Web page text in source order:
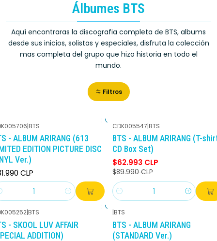
Álbumes BTS
Aquí encontraras la discografia completa de BTS, albums
desde sus inicios, solistas y especiales, disfruta la colección
mas completa del grupo que hizo historia en todo el
mundo.
Filtros
|BTS
- ALBUM ARIRANG (613
EDITION PICTURE DISC
Ver.)
CLP
-30%DCTO
CDK005547|BTS
BTS - ALBUM ARIRANG (T-
CD Box Set)
$62.993 CLP
$89.990 CLP
Cantidad
DCTO
|BTS
- SKOOL LUV AFFAIR
ADDITION)
-20%
|BTS
BTS - ALBUM ARIRANG
(STANDARD Ver.)